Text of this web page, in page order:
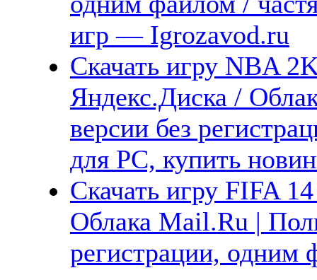
игр — Igrozavod.ru
Скачать игру NBA
Яндекс.Диска /
версии без
для PC, купить
Скачать игру FIFA
Облака Mail.Ru |
регистрации, одним